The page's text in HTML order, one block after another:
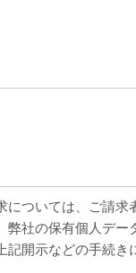
ついては、ご請求
社の保有個人デー
開示などの手続き